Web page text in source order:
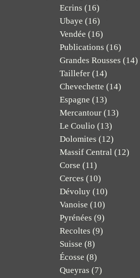
Ecrins (16)
Ubaye (16)
Vendée (16)
Publications (16)
Grandes Rousses (14)
Taillefer (14)
Chevechette (14)
Espagne (13)
Mercantour (13)
Le Coulio (13)
Dolomites (12)
Massif Central (12)
Corse (11)
Cerces (10)
Dévoluy (10)
Vanoise (10)
Pyrénées (9)
Recoltes (9)
Suisse (8)
Écosse (8)
Queyras (7)